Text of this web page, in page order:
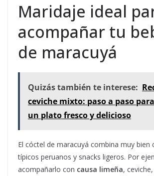
Maridaje ideal
acompañar tu
de maracuyá
Quizás también te interese:
ceviche mixto: paso a paso
un plato fresco y delicioso
El cóctel de maracuyá combina muy bien
típicos peruanos y snacks ligeros. Por
acompañarlo con causa limeña,